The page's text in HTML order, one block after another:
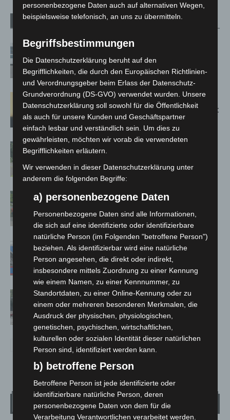
Verwandte Artikel Mehr vom Autor
Niedersachsen: Feuerwehrkräfte
kehren nach Waldbrandeinsatz aus
Spanien zurück
Hannover: Erste Tigermücken-
Population in Niedersachsen entdeckt
Brand im „Haus der Begegnung“ in
Region Hannover: 21 neue
Kreuz
Mann läuft mit Hockeyschläger über
A7 – Polizei sucht Zeugen
Gasleitung bei McDonald’s-Umbau in
Langenhagen beschädigt
Wetter
personenbezogene Daten auch auf alternativen Wegen,
beispielsweise telefonisch, an uns zu übermitteln.
Begriffsbestimmungen
Die Datenschutzerklärung beruht auf den
Begrifflichkeiten, die durch den Europäischen Richtlinien-
und Verordnungsgeber beim Erlass der Datenschutz-
Grundverordnung (DS-GVO) verwendet wurden. Unsere
Datenschutzerklärung soll sowohl für die Öffentlichkeit
als auch für unsere Kunden und Geschäftspartner
einfach lesbar und verständlich sein. Um dies zu
gewährleisten, möchten wir vorab die verwendeten
Begrifflichkeiten erläutern.
Wir verwenden in dieser Datenschutzerklärung unter
anderem die folgenden Begriffe:
a) personenbezogene Daten
Personenbezogene Daten sind alle Informationen,
die sich auf eine identifizierte oder identifizierbare
natürliche Person (im Folgenden "betroffene Person")
beziehen. Als identifizierbar wird eine natürliche
Person angesehen, die direkt oder indirekt,
insbesondere mittels Zuordnung zu einer Kennung
wie einem Namen, zu einer Kennnummer, zu
Standortdaten, zu einer Online-Kennung oder zu
einem oder mehreren besonderen Merkmalen, die
Ausdruck der physischen, physiologischen,
genetischen, psychischen, wirtschaftlichen,
kulturellen oder sozialen Identität dieser natürlichen
Person sind, identifiziert werden kann.
b) betroffene Person
Betroffene Person ist jede identifizierte oder
identifizierbare natürliche Person, deren
personenbezogene Daten von dem für die
Verarbeitung Verantwortlichen verarbeitet werden.